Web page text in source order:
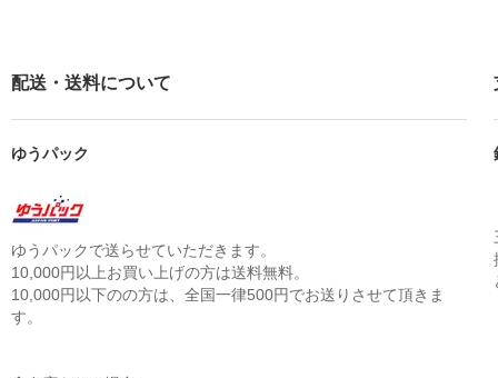
配送・送料について
ゆうパック
ゆうパックで送らせていただきます。
10,000円以上お買い上げの方は送料無料。
10,000円以下のの方は、全国一律500円でお送りさせて頂きま
す。